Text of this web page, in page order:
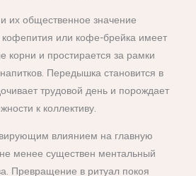
их общественное значение
кофепития или кофе-брейка имеет
корни и простирается за рамки
Передышка становится в
трудовой день и порождает
к коллективу.
влиянием на главную
менее существен ментальный
Превращение в ритуал покоя